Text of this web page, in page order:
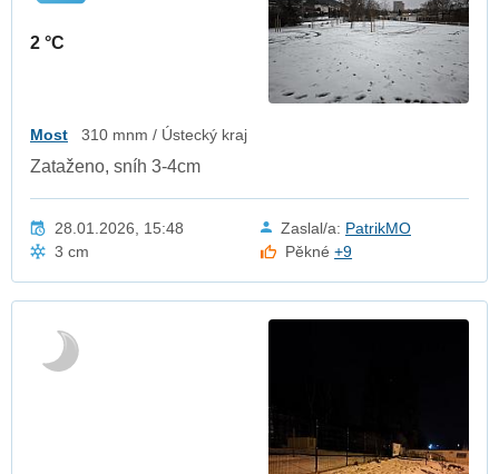
2 °C
Most 310 mnm / Ústecký kraj
Zataženo, sníh 3-4cm
28.01.2026, 15:48 Zaslal/a: PatrikMO
3 cm
Pěkné+9